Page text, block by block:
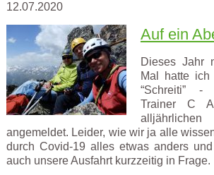
12.07.2020
Auf ein
Dieses Jahr
Mal hatte
“Schreiti” -
Trainer C
angemeldet. Leider, wie wir ja alle
durch Covid-19 alles etwas anders
auch unsere Ausfahrt kurzzeitig in Frage.